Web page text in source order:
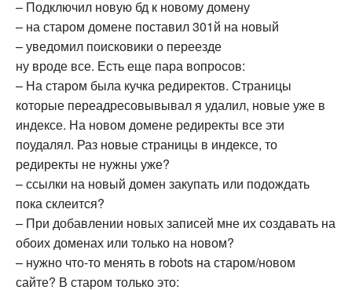
– Подключил новую бд к новому домену
– на старом домене поставил 301й на новый
– уведомил поисковики о переезде
ну вроде все. Есть еще пара вопросов:
– На старом была кучка редиректов. Страницы
которые переадресовывывал я удалил, новые уже в
индексе. На новом домене редиректы все эти
поудалял. Раз новые страницы в индексе, то
редиректы не нужны уже?
– ссылки на новый домен закупать или подождать
пока склеится?
– При добавлении новых записей мне их создавать на
обоих доменах или только на новом?
– нужно что-то менять в robots на старом/новом
сайте? В старом только это: